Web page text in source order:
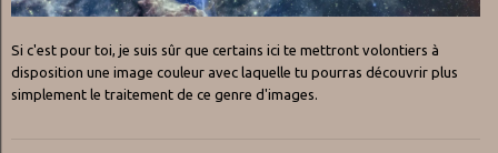
Si c'est pour toi, je suis sûr que certains ici te mettront volontiers à
disposition une image couleur avec laquelle tu pourras découvrir plus
simplement le traitement de ce genre d'images.